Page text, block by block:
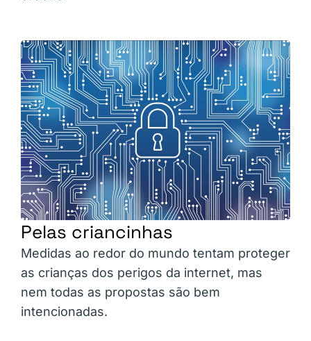
Pelas criancinhas
Medidas ao redor do mundo tentam proteger
as crianças dos perigos da internet, mas
nem todas as propostas são bem
intencionadas.